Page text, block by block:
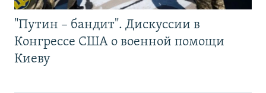
"Путин – бандит". Дискуссии в
Конгрессе США о военной помощи
Киеву